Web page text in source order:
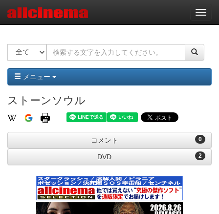
ナ
ビ
ー
ョ
ン
メニュー
ストーンソウル
0
コメント
2
DVD